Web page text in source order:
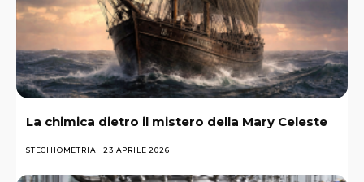
La chimica dietro il mistero della Mary Celeste
STECHIOMETRIA 23 APRILE 2026